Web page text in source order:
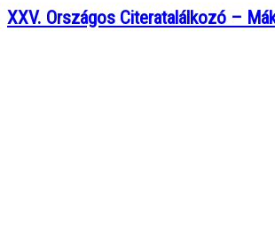
XXV. Országos Citeratalálkozó –